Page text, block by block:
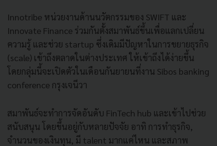
Innotribe หน่วยงานด้านนวัตกรรมของ SWIFT และ
Innovate Finance ร่วมกันตั้งสมาพันธ์ขึ้นเพื่อแลกเปลี่ยน
ความรู้ และช่วย startup ซึ่งเดิมมีปัญหาในการขยายธุรกิจ
(scale) เข้าถึงตลาดในต่างประเทศ ให้เข้าถึงได้ง่ายขึ้น
โดยกลุ่มนี้จะเปิดตัวในเดือนกันยายนที่งาน Sibos banking
conference กรุงเจนีวา
สมาพันธ์จะทำการจัดอันดับ FinTech hub และเข้าไปช่วย
สนับสนุน โดยขึ้นอยู่กับหลายปัจจัย อาทิ การทำธุรกิจ,
จำนวนของเงินทุน, มี talent มากแค่ไหน และสภาพ